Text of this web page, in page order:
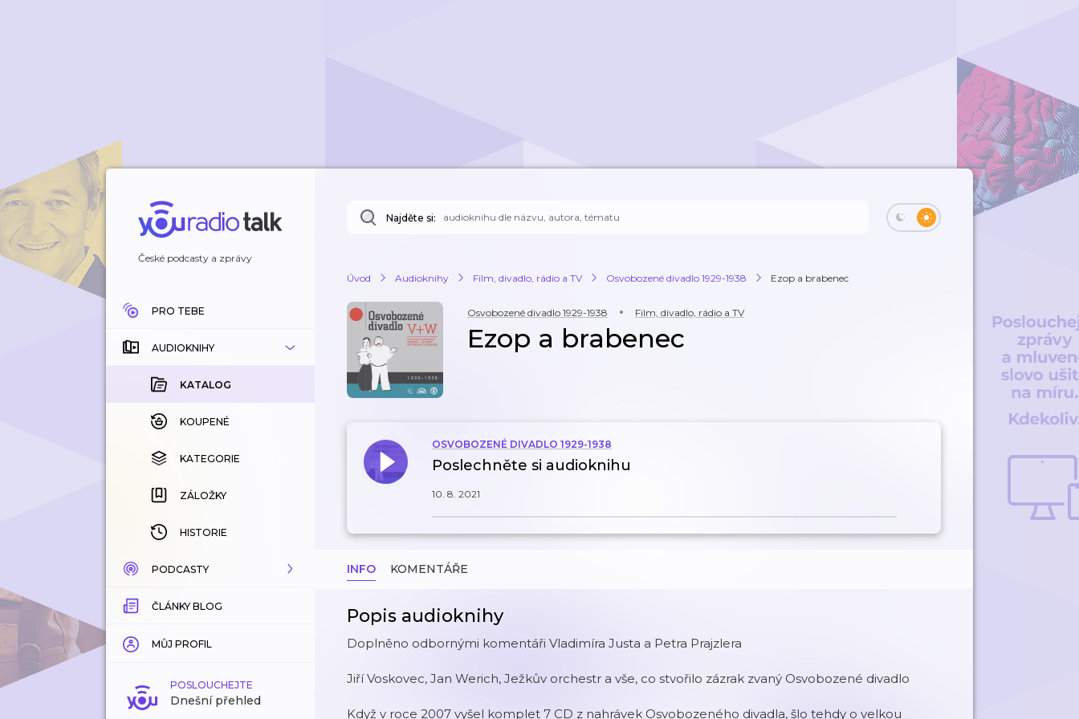
České podcasty a zprávy
PRO TEBE
AUDIOKNIHY
KATALOG
KOUPENÉ
KATEGORIE
ZÁLOŽKY
HISTORIE
PODCASTY
KATALOG
KATEGORIE
ZÁLOŽKY
ČLÁNKY BLOG
MŮJ PROFIL
POSLOUCHEJTE
Dnešní přehled
Najděte si:
Úvod Audioknihy Film, divadlo, rádio a TV Osvobozené divadlo 1929-1938 Ezop a brabenec
Osvobozené divadlo 1929-1938 Film, divadlo, rádio a TV
Ezop a brabenec
OSVOBOZENÉ DIVADLO 1929-1938
Poslechněte si audioknihu
10. 8. 2021
INFO KOMENTÁŘE
Popis audioknihy
Doplněno odbornými komentáři Vladimíra Justa a Petra Prajzlera
Jiří Voskovec, Jan Werich, Ježkův orchestr a vše, co stvořilo zázrak zvaný Osvobozené divadlo
Když v roce 2007 vyšel komplet 7 CD z nahrávek Osvobozeného divadla, šlo tehdy o velkou